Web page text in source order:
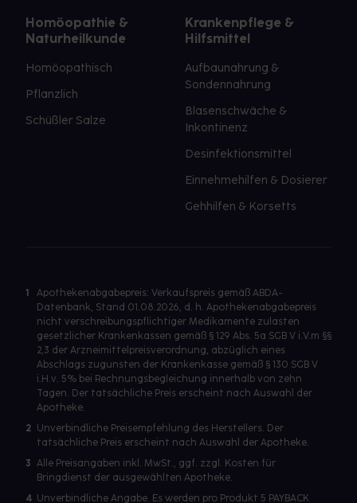
Homöopathie &
Naturheilkunde
Homöopathisch
Pflanzlich
Schüßler Salze
Krankenpflege &
Hilfsmittel
Aufbaunahrung &
Sondennahrung
Blasenschwäche &
Inkontinenz
Desinfektionsmittel
Einnehmehilfen & Dosierer
Gehhilfen & Korsetts
1
Apothekenabgabepreis: Verkaufspreis gemäß ABDA-
Datenbank, Stand 01.08.2026, d. h. Apothekenabgabepreis
nicht verschreibungspflichtiger Medikamente zulasten
gesetzlicher Krankenkassen gemäß § 129 Abs. 5a SGB V i.V.m §§
2,3 der Arzneimittelpreisverordnung, abzüglich eines
Abschlags zugunsten der Krankenkasse gemäß § 130 SGB V
i.H.v. 5% bei Rechnungsbegleichung innerhalb von zehn
Tagen. Der tatsächliche Preis erscheint nach Auswahl der
Apotheke.
2 Unverbindliche Preisempfehlung des Herstellers. Der
tatsächliche Preis erscheint nach Auswahl der Apotheke.
3 Alle Preisangaben inkl. MwSt., ggf. zzgl. Kosten für
Bringdienst der ausgewählten Apotheke.
4 Unverbindliche Angabe. Es werden pro Produkt 5 PAYBACK